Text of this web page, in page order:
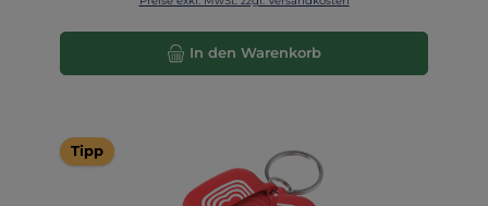
In den Warenkorb
Tipp